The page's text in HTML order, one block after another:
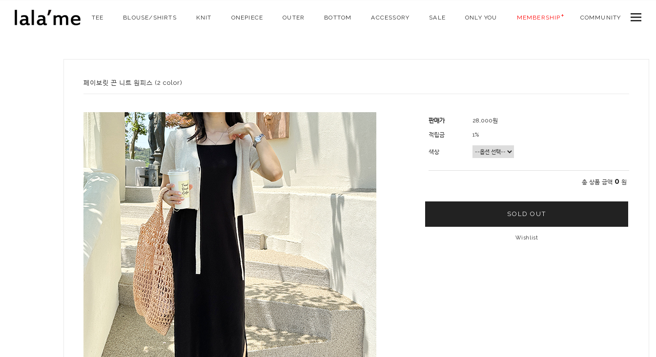
TEE BLOUSE/SHIRTS KNIT ONEPIECE OUTER BOTTOM ACCESSORY SALE ONLY YOU MEMBERSHIP COMMUNITY
페이보릿 끈 니트 원피스 (2 color)
판매가 28,000원
적립금 1%
색상
총 상품 금액 0 원
SOLD OUT
Wishlist